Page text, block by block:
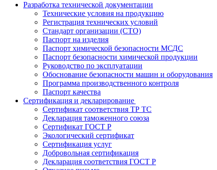
Разработка технической документации
Технические условия на продукцию
Регистрация технических условий
Стандарт организации (СТО)
Паспорт на изделия
Паспорт химической безопасности МСДС
Паспорт безопасности химической продукции
Руководство по эксплуатации
Обоснование безопасности машин и оборудования
Программа производственного контроля
Паспорт качества
Сертификация и декларирование
Сертификат соответствия ТР ТС
Декларация таможенного союза
Сертификат ГОСТ Р
Экологический сертификат
Сертификация услуг
Добровольная сертификация
Декларация соответствия ГОСТ Р